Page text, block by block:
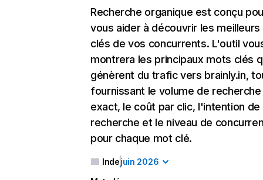
Recherche organique est conçu
vous aider à découvrir les
clés de vos concurrents. L'outil
montrera les principaux mots clés
génèrent du trafic vers brainly.in,
fournissant le volume de recherche
exact, le coût par clic, l'intention de
recherche et le niveau de
pour chaque mot clé.
Indejuin 2026